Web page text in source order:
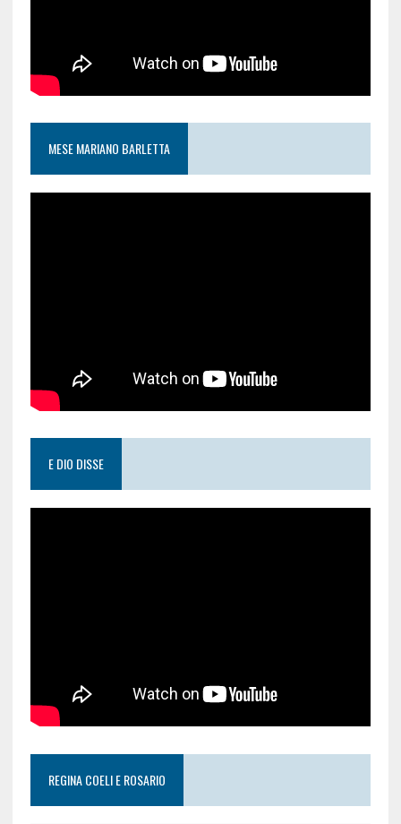
MESE MARIANO BARLETTA
E DIO DISSE
REGINA COELI E ROSARIO